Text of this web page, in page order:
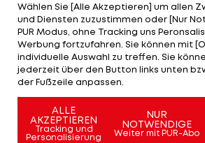
Wählen Sie [Alle Akzeptieren] um allen
und Diensten zuzustimmen oder [Nur
PUR Modus, ohne Tracking uns
Werbung fortzufahren. Sie können mit
individuelle Auswahl zu treffen. Sie
jederzeit über den Button links unten
der Fußzeile anpassen.
ALLE
AKZEPTIEREN
Tracking und
Personalisierung
NUR
NOTWENDIGE
Weiter mit PUR-Abo